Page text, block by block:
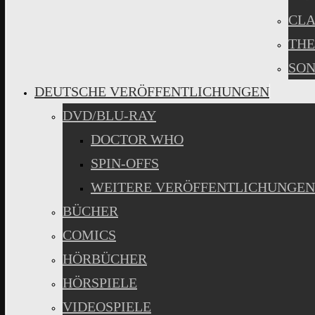
DEUTSCHE VERÖFFENTLICHUNGEN
DVD/BLU-RAY
DOCTOR WHO
SPIN-OFFS
WEITERE VERÖFFENTLICHUNGEN
BÜCHER
COMICS
HÖRBÜCHER
HÖRSPIELE
VIDEOSPIELE